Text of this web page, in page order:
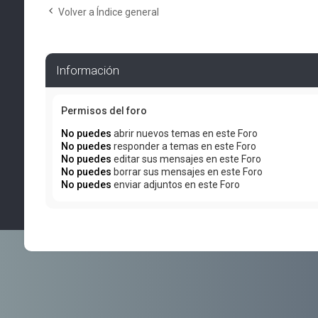
Volver a Índice general
Información
Permisos del foro
No puedes abrir nuevos temas en este Foro
No puedes responder a temas en este Foro
No puedes editar sus mensajes en este Foro
No puedes borrar sus mensajes en este Foro
No puedes enviar adjuntos en este Foro